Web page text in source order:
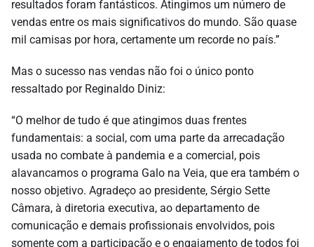
resultados foram fantásticos. Atingimos um número de
vendas entre os mais significativos do mundo. São quase
mil camisas por hora, certamente um recorde no país.”
Mas o sucesso nas vendas não foi o único ponto
ressaltado por Reginaldo Diniz:
“O melhor de tudo é que atingimos duas frentes
fundamentais: a social, com uma parte da arrecadação
usada no combate à pandemia e a comercial, pois
alavancamos o programa Galo na Veia, que era também o
nosso objetivo. Agradeço ao presidente, Sérgio Sette
Câmara, à diretoria executiva, ao departamento de
comunicação e demais profissionais envolvidos, pois
somente com a participação e o engajamento de todos foi